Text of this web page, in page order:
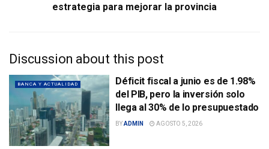
estrategia para mejorar la provincia
Discussion about this post
BANCA Y ACTUALIDAD
Déficit fiscal a junio es de 1.98%
del PIB, pero la inversión solo
llega al 30% de lo presupuestado
BYADMIN AGOSTO 5, 2026